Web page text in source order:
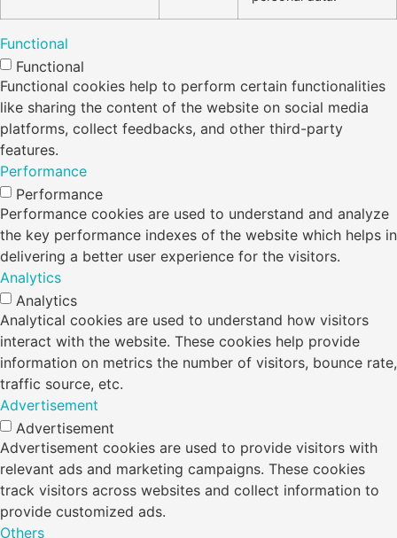
Functional
Functional
Functional cookies help to perform certain functionalities
like sharing the content of the website on social media
platforms, collect feedbacks, and other third-party
features.
Performance
Performance
Performance cookies are used to understand and analyze
the key performance indexes of the website which helps in
delivering a better user experience for the visitors.
Analytics
Analytics
Analytical cookies are used to understand how visitors
interact with the website. These cookies help provide
information on metrics the number of visitors, bounce rate,
traffic source, etc.
Advertisement
Advertisement
Advertisement cookies are used to provide visitors with
relevant ads and marketing campaigns. These cookies
track visitors across websites and collect information to
provide customized ads.
Others